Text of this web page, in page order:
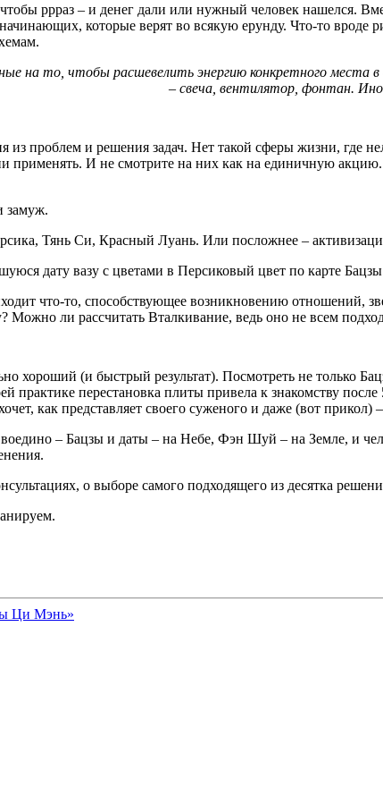
ррраз – и денег дали или нужный человек нашелся.
которые верят во всякую ерунду. Что-то
на то, чтобы расшевелить энергию конкретного места
– свеча, вентилятор, фонтан.
проблем и решения задач. Нет такой сферы жизни, где
применять. И не смотрите на них как на единичную
замуж.
Тянь Си, Красный Луань. Или посложнее –
дату вазу с цветами в Персиковый цвет по карте
что-то, способствующее возникновению отношений,
ли рассчитать Вталкивание, ведь оно не всем
хороший (и быстрый результат). Посмотреть не только
практике перестановка плиты привела к знакомству
как представляет своего суженого и даже (вот прикол)
– Бацзы и даты – на Небе, Фэн Шуй – на Земле, и
о выборе самого подходящего из десятка
Ци Мэнь»